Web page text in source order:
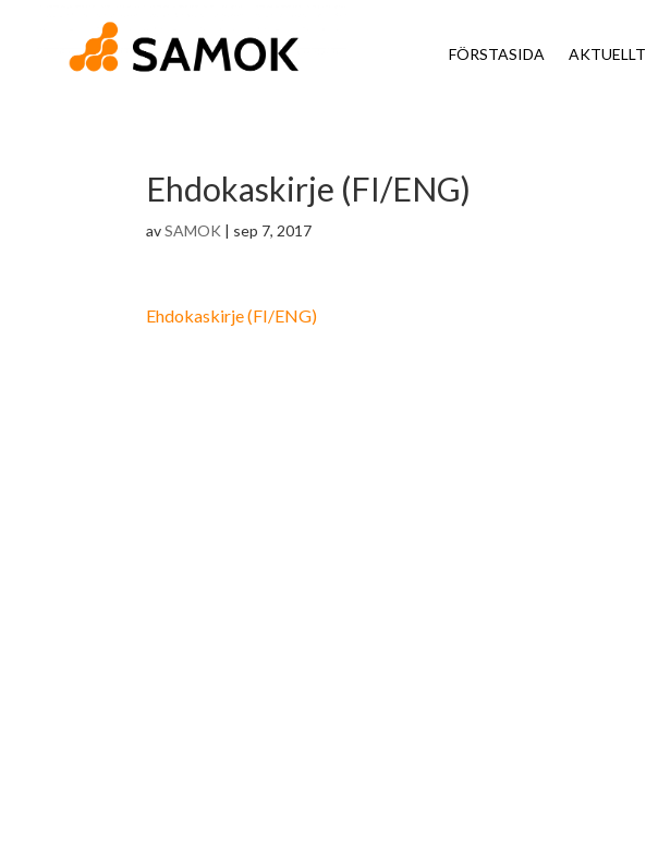
FÖRSTASIDA AKTUELLT
Ehdokaskirje (FI/ENG)
avSAMOK | sep 7, 2017
Ehdokaskirje (FI/ENG)